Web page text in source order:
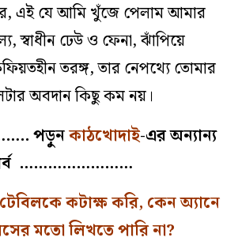
এই যে আমি খুঁজে পেলাম আমার
স্বাধীন ঢেউ ও ফেনা, ঝাঁপিয়ে
তরঙ্গ, তার নেপথ্যে তোমার
অবদান কিছু কম নয়।
পড়ুনকাঠখোদাই-এর অন্যান্য
……………………
কটাক্ষ করি, কেন অ্যানে
মতো লিখতে পারি না?